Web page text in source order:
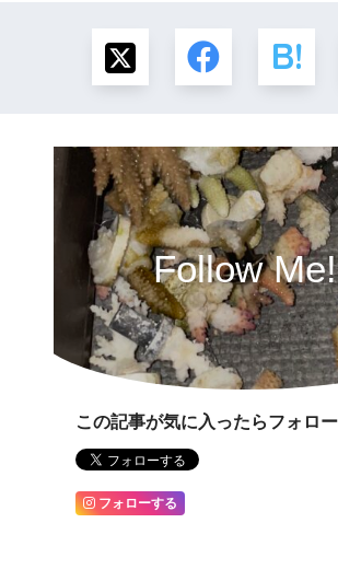
Follow Me!
この記事が気に入ったらフォロ
フォローする